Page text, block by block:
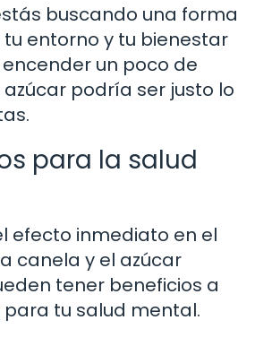
buscando una forma
entorno y tu bienestar
un poco de
podría ser justo lo
para la salud
efecto inmediato en el
canela y el azúcar
tener beneficios a
tu salud mental.